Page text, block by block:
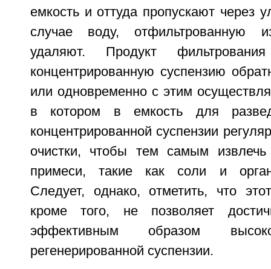
емкость и оттуда пропускают через
случае воду, отфильтрованную
удаляют. Продукт
концентрированную суспензию
или одновременно с этим
в котором в емкость для
концентрированной суспензии
очистки, чтобы тем самым извлечь
примеси, такие как соли и
Следует, однако, отметить, что
кроме того, не позволяет
эффективным образом
регенерированной суспензии.